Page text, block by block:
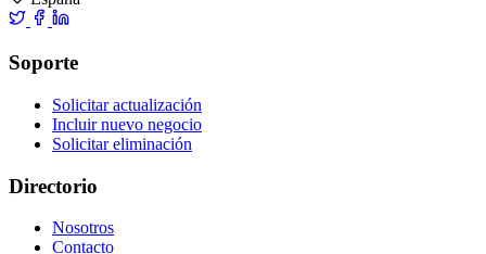
Soporte
Solicitar actualización
Incluir nuevo negocio
Solicitar eliminación
Directorio
Nosotros
Contacto